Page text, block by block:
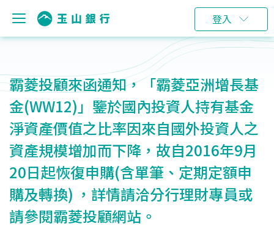
登入
霸菱投顧來函通知，「霸菱亞洲增長基
金(WW12)」鑒於國內投資人持有基金
淨資產價值之比率因來自國外投資人之
資產規模增加而下降，故自2016年9月
20日起恢復申購(含單筆、定期定額申
購及轉換) ，詳情請洽分行理財專員或
請參閱霸菱投顧網站。